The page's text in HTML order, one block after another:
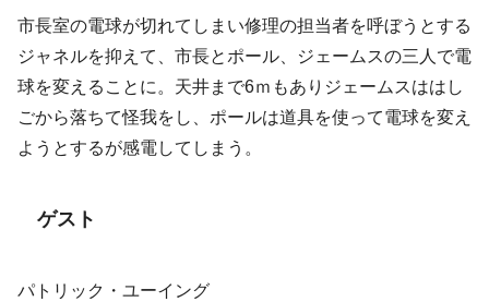
市長室の電球が切れてしまい修理の担当者を呼ぼうとする
ジャネルを抑えて、市長とポール、ジェームスの三人で電
球を変えることに。天井まで6ｍもありジェームスははし
ごから落ちて怪我をし、ポールは道具を使って電球を変え
ようとするが感電してしまう。
ゲスト
パトリック・ユーイング